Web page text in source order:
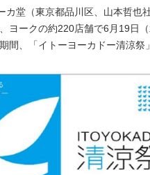
カ堂（東京都品川区、山本哲也
ヨークの約220店舗で6月19日
間、「イトーヨーカドー清涼祭